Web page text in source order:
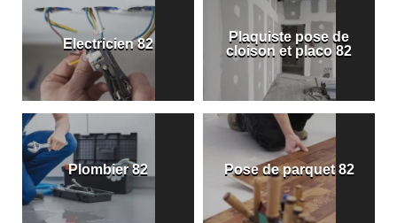
Electricien 82
Plaquiste pose de
cloison et placo 82
Plombier 82 Pose de parquet 82